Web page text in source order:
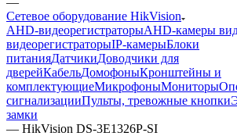
Сетевое оборудование HikVision
AHD-видеорегистраторыAHD-камеры
видеорегистраторыIP-камерыБлоки
питанияДатчикиДоводчики для
дверейКабельДомофоныКронштейны и
комплектующиеМикрофоныМониторы
сигнализацииПульты, тревожные кнопки
замки
— HikVision DS-3E1326P-SI